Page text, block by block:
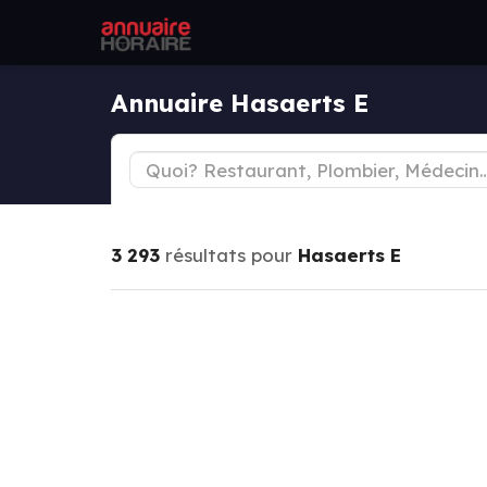
Annuaire Hasaerts E
3 293 résultats pour Hasaerts E